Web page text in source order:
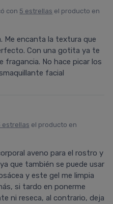
con 5 estrellas el producto en
Me encanta la textura que
Con una gotita ya te
fragancia. No hace picar los
facial
estrellas el producto en
aveno para el rostro y
que también se puede usar
y este gel me limpia
si tardo en ponerme
ni reseca, al contrario, deja